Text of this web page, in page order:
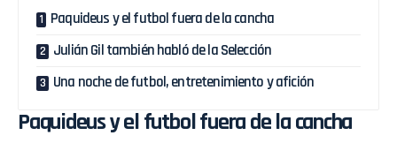
Paquideus y el futbol fuera de la cancha
Julián Gil también habló de la Selección
Una noche de futbol, entretenimiento y afición
Paquideus y el futbol fuera de la cancha